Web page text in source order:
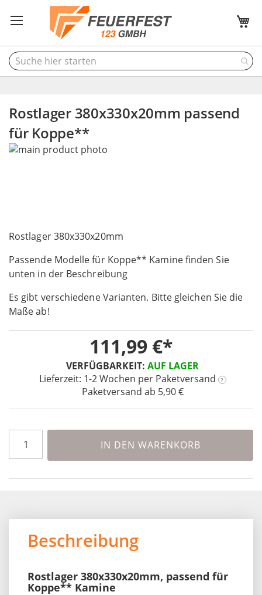
Rostlager 380x330x20mm passend
für Koppe**
Rostlager 380x330x20mm
Passende Modelle für Koppe** Kamine finden Sie
unten in der Beschreibung
Es gibt verschiedene Varianten. Bitte gleichen Sie die
Maße ab!
VERFÜGBARKEIT: AUF LAGER
Lieferzeit: 1-2 Wochen per Paketversand ?
Paketversand ab 5,90 €
111,99 €
IN DEN WARENKORB
Skip
gallery
to
beginning
of
images
gallery
Beschreibung
Rostlager 380x330x20mm, passend für
Koppe** Kamine